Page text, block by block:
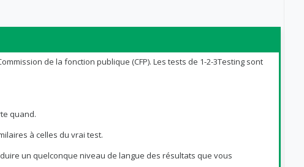
de la fonction publique (CFP). Les tests de 1-2-3Testing sont
quand.
à celles du vrai test.
un quelconque niveau de langue des résultats que vous